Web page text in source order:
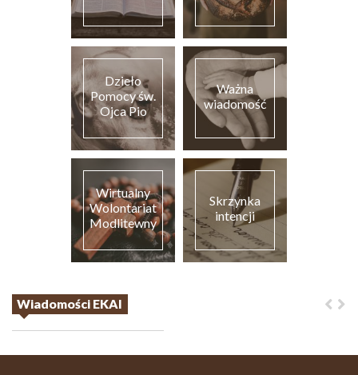
Dzieło
Pomocy św.
Ojca Pio
Ważna
wiadomość
Wirtualny
Wolontariat
Modlitewny
Skrzynka
intencji
Wiadomości EKAI